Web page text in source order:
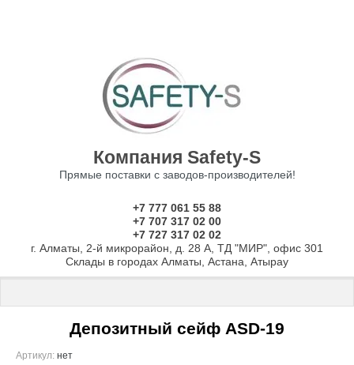
Компания Safety-S
Прямые поставки с заводов-производителей!
+7 777 061 55 88
+7 707 317 02 00
+7 727 317 02 02
г. Алматы, 2-й микрорайон, д. 28 А, ТД "МИР", офис 301
Склады в городах Алматы, Астана, Атырау
ДЕПОЗИТНЫЕ СЕЙФЫ
Депозитный сейф ASD-19
Артикул: нет